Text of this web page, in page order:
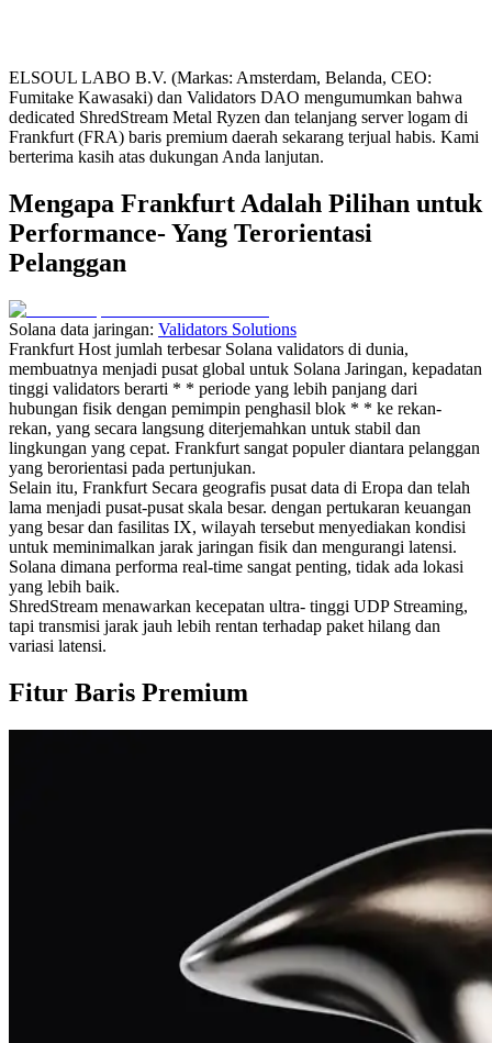
ELSOUL LABO B.V. (Markas: Amsterdam, Belanda, CEO:
Fumitake Kawasaki) dan Validators DAO mengumumkan bahwa
dedicated ShredStream Metal Ryzen dan telanjang server logam di
Frankfurt (FRA) baris premium daerah sekarang terjual habis. Kami
berterima kasih atas dukungan Anda lanjutan.
Mengapa Frankfurt Adalah Pilihan untuk
Performance- Yang Terorientasi
Pelanggan
Solana data jaringan: Validators Solutions
Frankfurt Host jumlah terbesar Solana validators di dunia,
membuatnya menjadi pusat global untuk Solana Jaringan, kepadatan
tinggi validators berarti * * periode yang lebih panjang dari
hubungan fisik dengan pemimpin penghasil blok * * ke rekan-
rekan, yang secara langsung diterjemahkan untuk stabil dan
lingkungan yang cepat. Frankfurt sangat populer diantara pelanggan
yang berorientasi pada pertunjukan.
Selain itu, Frankfurt Secara geografis pusat data di Eropa dan telah
lama menjadi pusat-pusat skala besar. dengan pertukaran keuangan
yang besar dan fasilitas IX, wilayah tersebut menyediakan kondisi
untuk meminimalkan jarak jaringan fisik dan mengurangi latensi.
Solana dimana performa real-time sangat penting, tidak ada lokasi
yang lebih baik.
ShredStream menawarkan kecepatan ultra- tinggi UDP Streaming,
tapi transmisi jarak jauh lebih rentan terhadap paket hilang dan
variasi latensi.
Fitur Baris Premium